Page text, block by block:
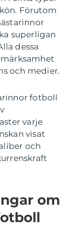
Förutom
superligan
dessa
och medier.
fotboll
varje
visat
och
om